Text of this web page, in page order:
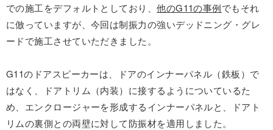
での施工をデフォルトとしており、他のG11の事例でもそれ
に倣っていますが、今回は制振力の強いデッドニング・グレ
ードで施工させていただきました。
G11のドアスピーカーは、ドアのインナーパネル（鉄板）で
はなく、ドアトリム（内装）に接するようについているた
め、エンクロージャーを形成するインナーパネルと、ドアト
リムの裏側との両壁に対して防振材を適用しました。